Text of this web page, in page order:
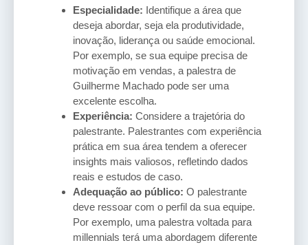
Especialidade: Identifique a área que
deseja abordar, seja ela produtividade,
inovação, liderança ou saúde emocional.
Por exemplo, se sua equipe precisa de
motivação em vendas, a palestra de
Guilherme Machado pode ser uma
excelente escolha.
Experiência: Considere a trajetória do
palestrante. Palestrantes com experiência
prática em sua área tendem a oferecer
insights mais valiosos, refletindo dados
reais e estudos de caso.
Adequação ao público: O palestrante
deve ressoar com o perfil da sua equipe.
Por exemplo, uma palestra voltada para
millennials terá uma abordagem diferente